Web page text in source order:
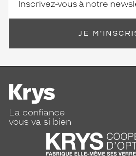
JE
La confiance
vous va si bien